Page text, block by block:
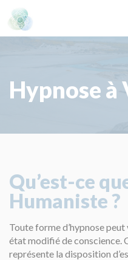
Hypnose à
Qu’est-ce
Humaniste ?
Toute forme d’hypnose
état modifié de conscience.
représente la disposition